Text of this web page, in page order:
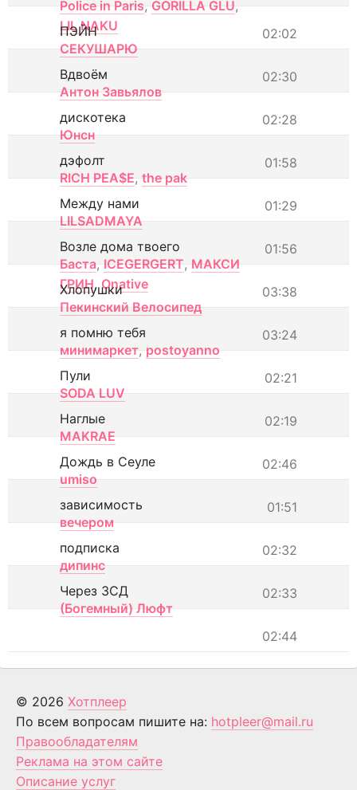
Police in Paris, GORILLA GLU,
LIL NAKU
02:02
ПЭЙН
СЕКУШАРЮ
02:30
Вдвоём
Антон Завьялов
02:28
дискотека
Юнсн
01:58
дэфолт
RICH PEA$E, the pak
01:29
Между нами
LILSADMAYA
01:56
Возле дома твоего
Баста, ICEGERGERT, МАКСИ
ГРИН, Onative 03:38
Хлопушки
Пекинский Велосипед
03:24
я помню тебя
минимаркет, postoyanno
02:21
Пули
SODA LUV
02:19
Наглые
MAKRAE
02:46
Дождь в Сеуле
umiso
01:51
зависимость
вечером
02:32
подписка
дипинс
02:33
Через ЗСД
(Богемный) Люфт
02:44
© 2026 Хотплеер
По всем вопросам пишите на: hotpleer@mail.ru
Правообладателям
Реклама на этом сайте
Описание услуг